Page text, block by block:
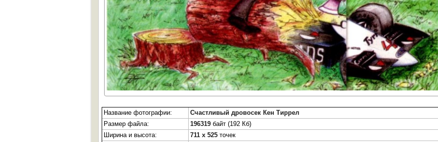
Название фотографии:
Счастливый дровосек Кен Тиррел
Размер файла:
196319 байт (192 Кб)
Ширина и высота:
711 x 525 точек